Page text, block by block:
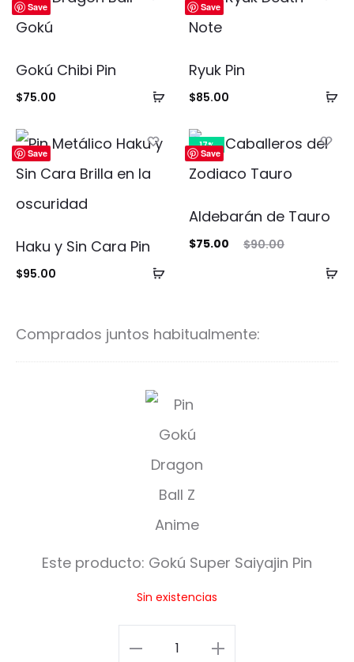
Save
Añadir
carrito
Gokú Chibi Pin
$75.00
Save
Ryuk Pin
$85.00
Save
Añadir
Haku y Sin Cara Pin
$95.00
Save
17%
Aldebarán de Tauro
$90.00
El
$90.00.
$75.00
precio
$75.00.
Comprados juntos habitualmente:
G
o
k
ú
S
e
Este producto: Gokú Super Saiyajin Pin
Sin existencias
Gokú